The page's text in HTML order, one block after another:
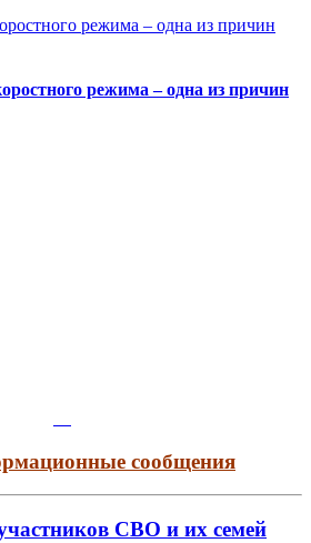
режима – одна из причин
режима – одна из причин
сообщения
СВО и их семей